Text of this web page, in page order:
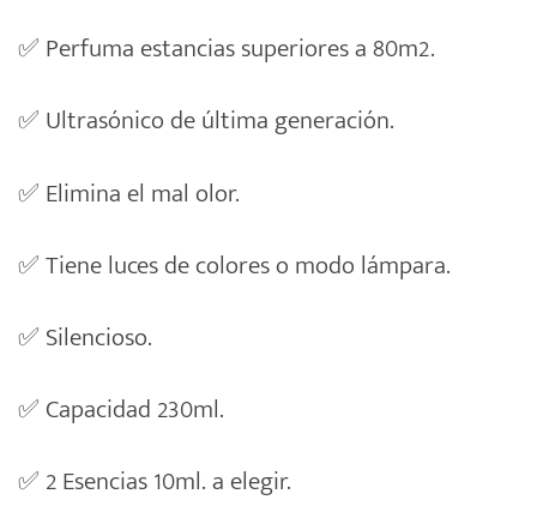
✅ Perfuma estancias superiores a 80m2.
✅ Ultrasónico de última generación.
✅ Elimina el mal olor.
✅ Tiene luces de colores o modo lámpara.
✅ Silencioso.
✅ Capacidad 230ml.
✅ 2 Esencias 10ml. a elegir.